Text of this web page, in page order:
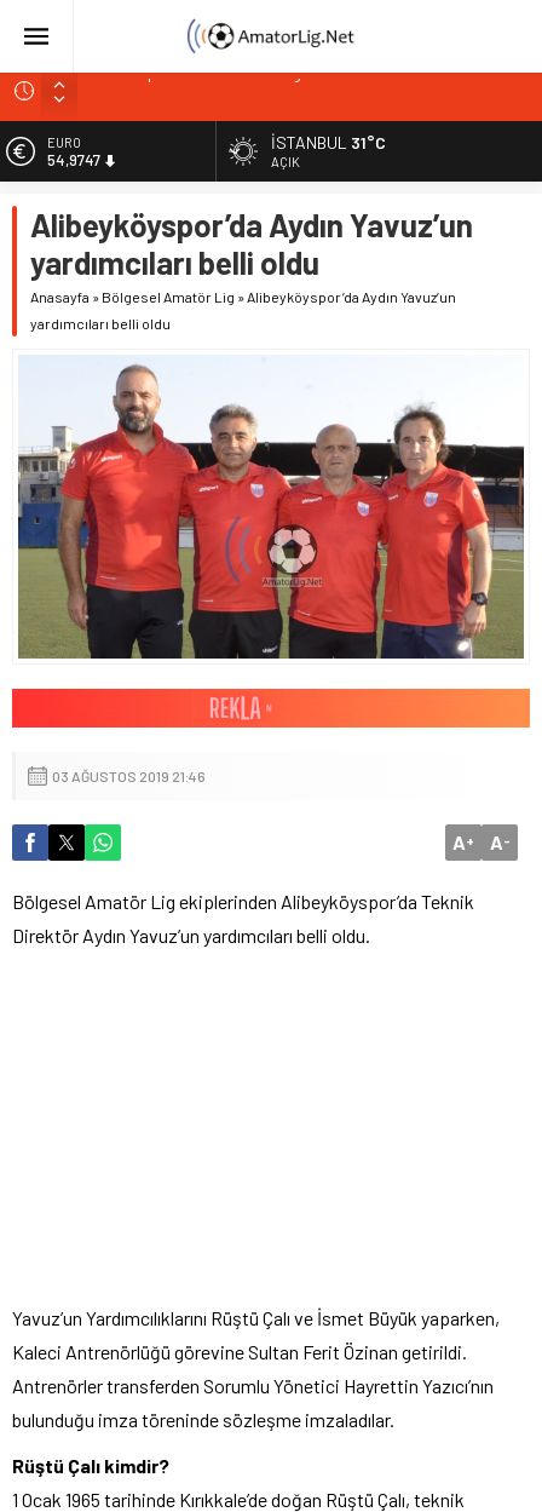
İstiklalspor’dan sol kanada güven veren imza
İstanbul Gençlerbirliği hücum hattını güçlendirdi
Vardarspor teknik ekibiyle yola devam ediyor
Kuzeyin Kaplanları Kaygısız ile yeniden
EURO
54,9747
6.499,25
BİST
13.798,82
DOLAR
İSTANBUL 31°C
AÇIK
Alibeyköyspor’da Aydın Yavuz’un
yardımcıları belli oldu
Anasayfa » Bölgesel Amatör Lig »Alibeyköyspor’da Aydın Yavuz’un
yardımcıları belli oldu
03 AĞUSTOS 2019 21:46
A+ A-
Bölgesel Amatör Lig ekiplerinden Alibeyköyspor’da Teknik
Direktör Aydın Yavuz’un yardımcıları belli oldu.
Yavuz’un Yardımcılıklarını Rüştü Çalı ve İsmet Büyük yaparken,
Kaleci Antrenörlüğü görevine Sultan Ferit Özinan getirildi.
Antrenörler transferden Sorumlu Yönetici Hayrettin Yazıcı’nın
bulunduğu imza töreninde sözleşme imzaladılar.
Rüştü Çalı kimdir?
1 Ocak 1965 tarihinde Kırıkkale’de doğan Rüştü Çalı, teknik